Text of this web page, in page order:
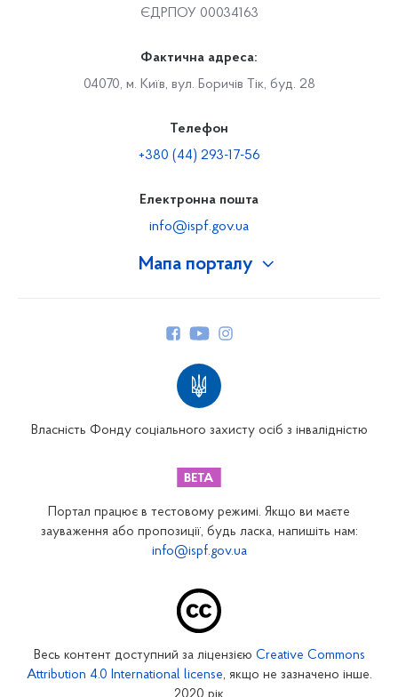
Мапа порталу
Закарпатське відділення
Запорізьке відділення
Кіровоградське відділення
ЄДРПОУ 00034163
Фактична адреса:
04070, м. Київ, вул. Боричів Тік, буд. 28
Телефон
+380 (44) 293-17-56
Електронна пошта
info@ispf.gov.ua
Власність Фонду соціального захисту осіб з інвалідністю
Портал працює в тестовому режимі. Якщо ви маєте
зауваження або пропозиції, будь ласка, напишіть нам:
info@ispf.gov.ua
Весь контент доступний за ліцензією Creative Commons
Attribution 4.0 International license, якщо не зазначено інше.